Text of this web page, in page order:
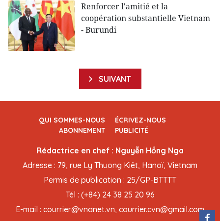
Renforcer l'amitié et la
coopération substantielle Vietnam
- Burundi
SUIVANT
QUI SOMMES-NOUS
ÉCRIVEZ-NOUS
ABONNEMENT
PUBLICITÉ
Rédactrice en chef : Nguyễn Hồng Nga
Adresse : 79, rue Ly Thuong Kiêt, Hanoï, Vietnam
Permis de publication : 25/GP-BTTTT
Tél : (+84) 24 38 25 20 96
E-mail : courrier@vnanet.vn, courrier.cvn@gmail.com